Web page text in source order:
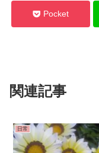
Pocket
関連記事
日常